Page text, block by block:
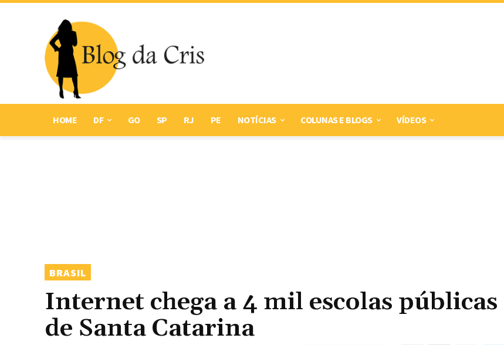
HOME DF GO SP RJ PE NOTÍCIAS COLUNAS E BLOGS VÍDEOS
BRASIL
Internet chega a 4 mil escolas públicas
de Santa Catarina